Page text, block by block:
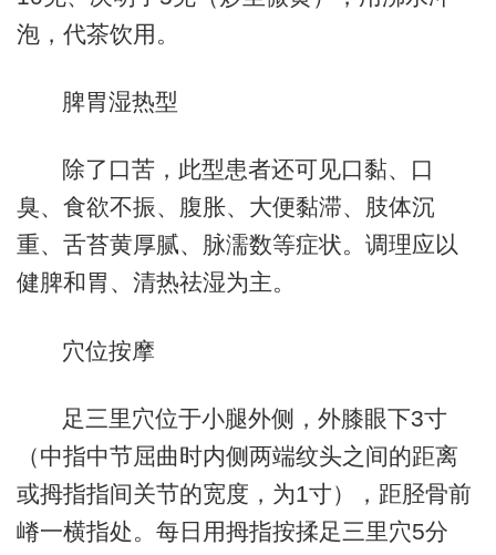
泡，代茶饮用。
脾胃湿热型
除了口苦，此型患者还可见口黏、口
臭、食欲不振、腹胀、大便黏滞、肢体沉
重、舌苔黄厚腻、脉濡数等症状。调理应以
健脾和胃、清热祛湿为主。
穴位按摩
足三里穴位于小腿外侧，外膝眼下3寸
（中指中节屈曲时内侧两端纹头之间的距离
或拇指指间关节的宽度，为1寸），距胫骨前
嵴一横指处。每日用拇指按揉足三里穴5分